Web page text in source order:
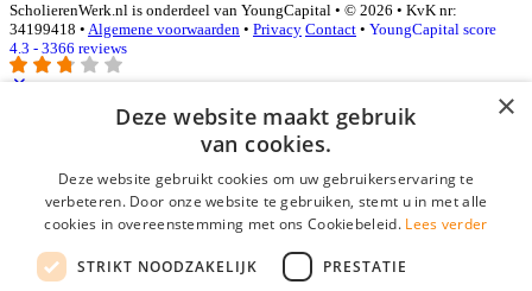
ScholierenWerk.nl is onderdeel van YoungCapital • © 2026 • KvK nr:
34199418 • Algemene voorwaarden • Privacy Contact • YoungCapital score
4.3 - 3366 reviews
Inloggen als bedrijf
E-mail*
Wachtwoord
login gegevens onthouden
×
Deze website maakt gebruik
van cookies.
Deze website gebruikt cookies om uw gebruikerservaring te
verbeteren. Door onze website te gebruiken, stemt u in met alle
cookies in overeenstemming met ons Cookiebeleid. Lees verder
STRIKT NOODZAKELIJK PRESTATIE